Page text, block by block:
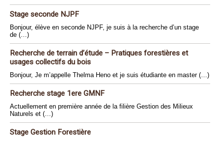
Stage seconde NJPF
Bonjour, élève en seconde NJPF, je suis à la recherche d’un stage
de (…)
Recherche de terrain d’étude – Pratiques forestières et
usages collectifs du bois
Bonjour, Je m’appelle Thelma Heno et je suis étudiante en master (…)
Recherche stage 1ere GMNF
Actuellement en première année de la filière Gestion des Milieux
Naturels et (…)
Stage Gestion Forestière